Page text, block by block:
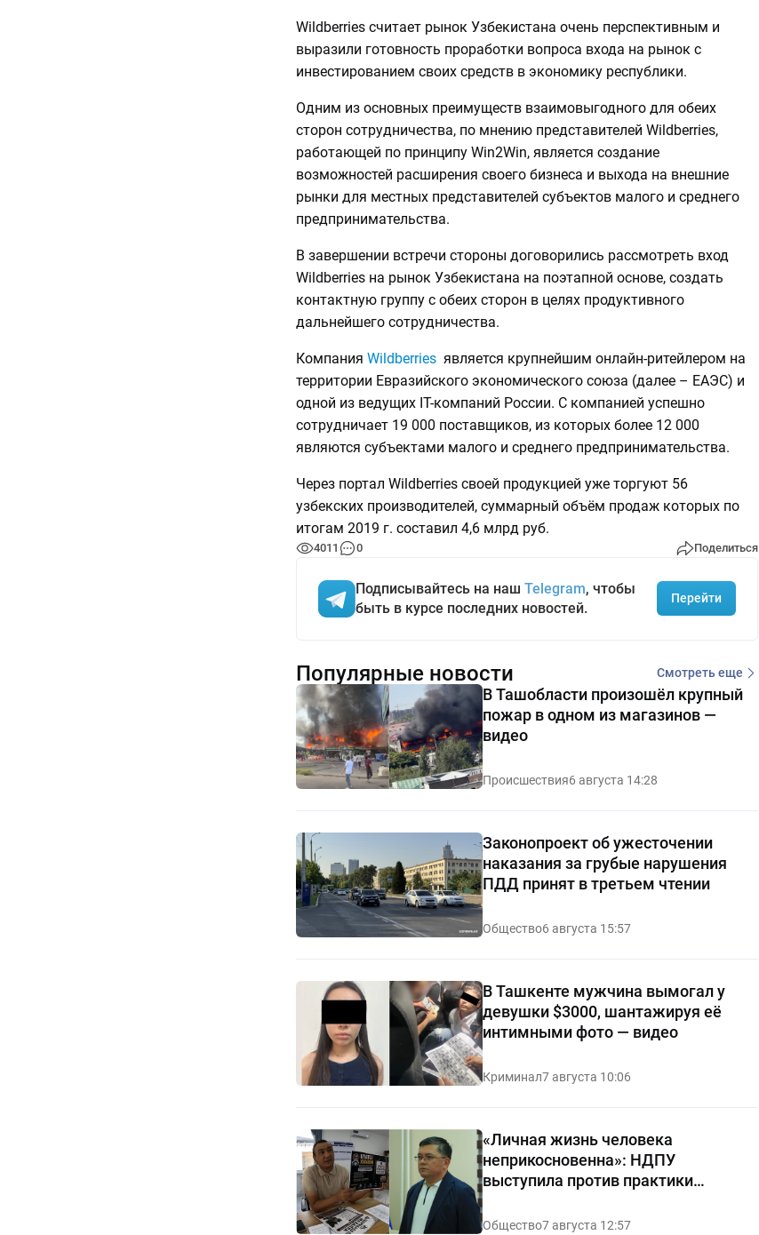
Wildberries считает рынок Узбекистана очень перспективным и
выразили готовность проработки вопроса входа на рынок с
инвестированием своих средств в экономику республики.
Одним из основных преимуществ взаимовыгодного для обеих
сторон сотрудничества, по мнению представителей Wildberries,
работающей по принципу Win2Win, является создание
возможностей расширения своего бизнеса и выхода на внешние
рынки для местных представителей субъектов малого и среднего
предпринимательства.
В завершении встречи стороны договорились рассмотреть вход
Wildberries на рынок Узбекистана на поэтапной основе, создать
контактную группу с обеих сторон в целях продуктивного
дальнейшего сотрудничества.
Компания Wildberriesявляется крупнейшим онлайн-ритейлером на
территории Евразийского экономического союза (далее – ЕАЭС) и
одной из ведущих IT-компаний России. С компанией успешно
сотрудничает 19 000 поставщиков, из которых более 12 000
являются субъектами малого и среднего предпринимательства.
Через портал Wildberries своей продукцией уже торгуют 56
узбекских производителей, суммарный объём продаж которых по
итогам 2019 г. составил 4,6 млрд руб.
4011 0 Поделиться
Подписывайтесь на наш Telegram, чтобы
быть в курсе последних новостей.
Перейти
Популярные новости Смотреть еще
В Ташобласти произошёл крупный
пожар в одном из магазинов —
видео
Происшествия6 августа 14:28
Законопроект об ужесточении
наказания за грубые нарушения
ПДД принят в третьем чтении
Общество6 августа 15:57
В Ташкенте мужчина вымогал у
девушки $3000, шантажируя её
интимными фото — видео
Криминал7 августа 10:06
«Личная жизнь человека
неприкосновенна»: НДПУ
выступила против практики
«позорных домов и махаллей»
Общество7 августа 12:57